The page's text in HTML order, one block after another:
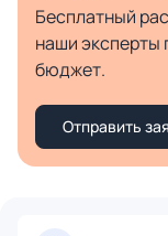
Бесплатный
наши эксперты
бюджет.
Отправить